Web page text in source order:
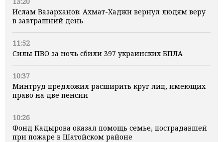
Ислам Вазарханов: Ахмат-Хаджи вернул людям веру
в завтрашний день
11:52
Силы ПВО за ночь сбили 397 украинских БПЛА
10:37
Минтруд предложил расширить круг лиц, имеющих
право на две пенсии
10:26
Фонд Кадырова оказал помощь семье, пострадавшей
при пожаре в Шатойском районе